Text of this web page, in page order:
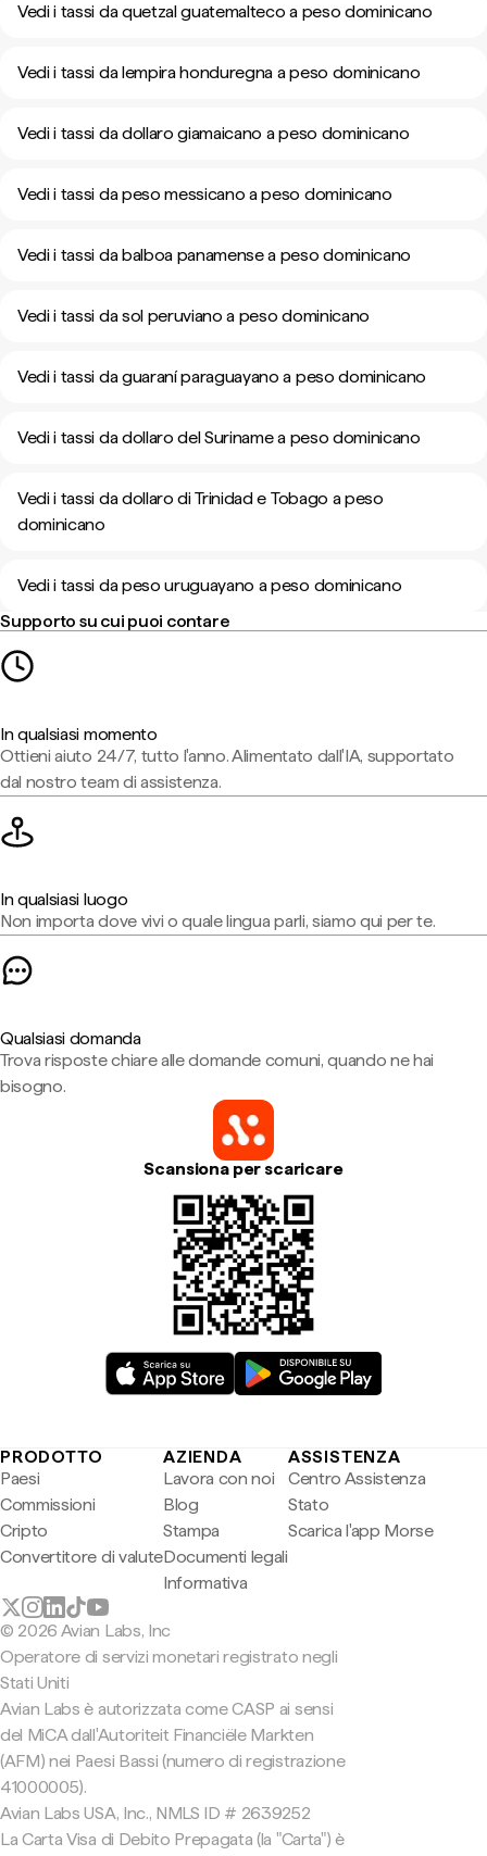
Vedi i tassi da quetzal guatemalteco a peso dominicano
Vedi i tassi da lempira honduregna a peso dominicano
Vedi i tassi da dollaro giamaicano a peso dominicano
Vedi i tassi da peso messicano a peso dominicano
Vedi i tassi da balboa panamense a peso dominicano
Vedi i tassi da sol peruviano a peso dominicano
Vedi i tassi da guaraní paraguayano a peso dominicano
Vedi i tassi da dollaro del Suriname a peso dominicano
Vedi i tassi da dollaro di Trinidad e Tobago a peso
dominicano
Vedi i tassi da peso uruguayano a peso dominicano
Supporto su cui puoi contare
In qualsiasi momento
Ottieni aiuto 24/7, tutto l'anno. Alimentato dall'IA, supportato
dal nostro team di assistenza.
In qualsiasi luogo
Non importa dove vivi o quale lingua parli, siamo qui per te.
Qualsiasi domanda
Trova risposte chiare alle domande comuni, quando ne hai
bisogno.
Scansiona per scaricare
PRODOTTO
Paesi
Commissioni
Cripto
Convertitore di valute
AZIENDA
Lavora con noi
Blog
Stampa
Documenti legali
Informativa
ASSISTENZA
Centro Assistenza
Stato
Scarica l'app Morse
© 2026 Avian Labs, Inc
Operatore di servizi monetari registrato negli
Stati Uniti
Avian Labs è autorizzata come CASP ai sensi
del MiCA dall'Autoriteit Financiële Markten
(AFM) nei Paesi Bassi (numero di registrazione
41000005).
Avian Labs USA, Inc., NMLS ID # 2639252
La Carta Visa di Debito Prepagata (la "Carta") è